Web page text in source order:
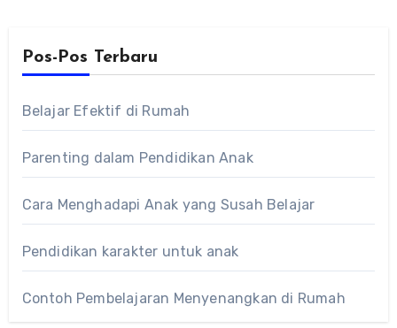
Pos-Pos Terbaru
Belajar Efektif di Rumah
Parenting dalam Pendidikan Anak
Cara Menghadapi Anak yang Susah Belajar
Pendidikan karakter untuk anak
Contoh Pembelajaran Menyenangkan di Rumah